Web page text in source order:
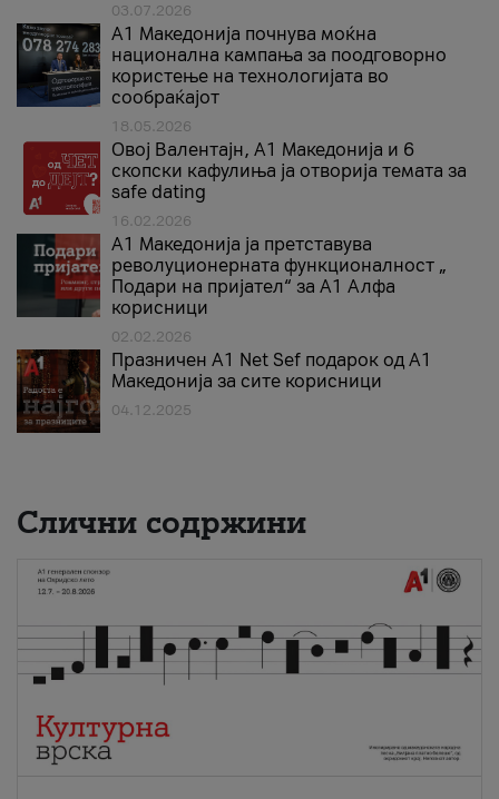
03.07.2026
A1 Македонија почнува моќна
национална кампања за поодговорно
користење на технологијата во
сообраќајот
18.05.2026
Овој Валентајн, A1 Македонија и 6
скопски кафулиња ја отворија темата за
safe dating
16.02.2026
А1 Македонија ја претставува
револуционерната функционалност „
Подари на пријател“ за А1 Алфа
корисници
02.02.2026
Празничен A1 Net Sеf подарок од А1
Македонија за сите корисници
04.12.2025
Слични содржини